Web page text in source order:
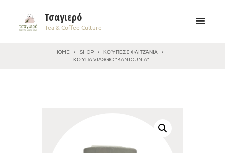
Τσαγιερό
Tea & Coffee Culture
HOME SHOP
ΚΟΎΠΕΣ & ΦΛΙΤΖΆΝΙΑ
ΚΟΎΠΑ VIAGGIO “KANTOUNIA”